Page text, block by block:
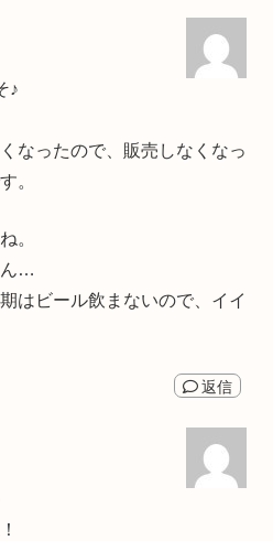
♪
なったので、販売しなくなっ
。
。
ん…
はビール飲まないので、イイ
返信